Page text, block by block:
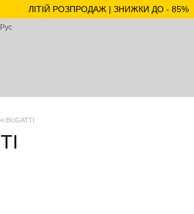
ЛІТІЙ РОЗПРОДАЖ | ЗНИЖКИ ДО - 85%
Рус
BUGATTI